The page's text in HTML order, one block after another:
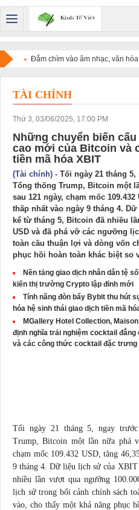
Đắm chìm vào âm nhạc, văn
Metropole Hanoi
TÀI CHÍNH
Thứ 3, 03/06/2025, 17:00 PM
Những chuyển biến
cao mới của Bitcoin và
tiền mã hóa XBIT
(Tài chính) - Tối ngày 21 tháng
Tổng thống Trump, Bitcoin một
sau 121 ngày, chạm mốc
thấp nhất vào ngày 9 tháng 4.
kể từ tháng 5, Bitcoin đã nhiều
USD và đã phá vỡ các ngưỡng
toàn cầu thuận lợi và dòng vốn
phục hồi hoàn toàn khác biệt so
Nền tảng giao dịch nhân dân tệ
kiến thị trường Crypto lập đỉnh mới
Tính năng đòn bẩy Bybit thu hút
hóa hệ sinh thái giao dịch tiền mã
MGallery Hotel Collection,
định nghĩa trải nghiệm cocktail
và các công thức cocktail đặc trưng
Tối ngày 21 tháng 5, ngay
Trump, Bitcoin một lần nữa phá
chạm mốc 109.432 USD, tăng
9 tháng 4. Dữ liệulịch sử của XBIT
nhiều lần vượt qua ngưỡng
lịch sử trong bối cảnh chính sách
vào, cho thấy một khả năng phục